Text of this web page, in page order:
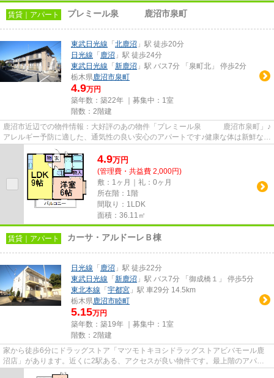
賃貸｜アパート プレミール泉 鹿沼市泉町
東武日光線 「 北鹿沼 」駅 徒歩20分
日光線 「 鹿沼 」駅 徒歩24分
東武日光線 「 新鹿沼 」駅 バス7分 「泉町北」 停歩2分
栃木県鹿沼市泉町
4.9万円
築年数：築22年 ｜募集中： 1室
階数：2階建
鹿沼市近辺での物件情報：大好評のあの物件「プレミール泉 鹿沼市泉町」♪
アレルギー予防に適した、通気性の良い安心のアパートです♪健康な体は新鮮な空
気を吸うところから♪3駅以...
4.9万円
(管理費・共益費 2,000円)
敷：1ヶ月｜礼：0ヶ月
所在階：1階
間取り：1LDK
面積：36.11㎡
賃貸｜アパート カーサ・アルドーレＢ棟
日光線 「 鹿沼 」駅 徒歩22分
東武日光線 「 新鹿沼 」駅 バス7分 「御成橋１」 停歩5分
東北本線 「 宇都宮 」駅 車29分 14.5km
栃木県鹿沼市睦町
5.15万円
築年数：築19年 ｜募集中： 1室
階数：2階建
家から徒歩6分にドラッグストア「マツモトキヨシドラッグストアビバモール鹿
沼店」があります。近くに2駅ある、アクセスが良い物件です。最上階のアパー
トです。ごみ置き場は敷地内に...